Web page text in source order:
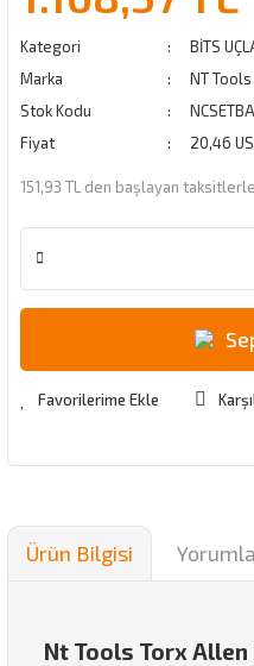
Kategori
BİTS
Marka
NT Tools
Stok Kodu
Fiyat
20,46
151,93 TL den başlayan
Ürün Bilgisi
Nt Tools Torx Allen